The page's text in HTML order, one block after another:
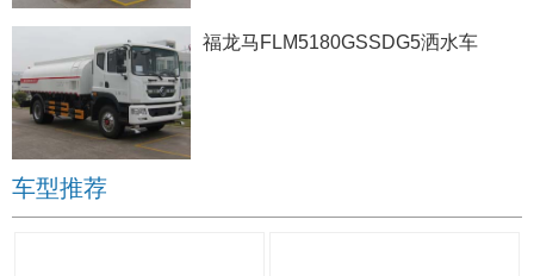
福龙马FLM5180GSSDG5洒水车
车型推荐